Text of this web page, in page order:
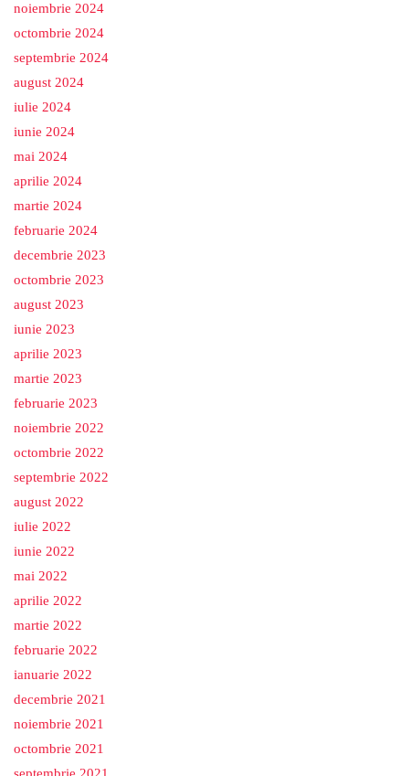
noiembrie 2024
octombrie 2024
septembrie 2024
august 2024
iulie 2024
iunie 2024
mai 2024
aprilie 2024
martie 2024
februarie 2024
decembrie 2023
octombrie 2023
august 2023
iunie 2023
aprilie 2023
martie 2023
februarie 2023
noiembrie 2022
octombrie 2022
septembrie 2022
august 2022
iulie 2022
iunie 2022
mai 2022
aprilie 2022
martie 2022
februarie 2022
ianuarie 2022
decembrie 2021
noiembrie 2021
octombrie 2021